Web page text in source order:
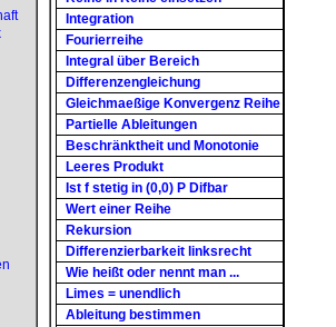
Integration
Fourierreihe
Integral über Bereich
Differenzengleichung
Gleichmaeßige Konvergenz Reihe
Partielle Ableitungen
Beschränktheit und Monotonie
Leeres Produkt
Ist f stetig in (0,0) P Difbar
Wert einer Reihe
Rekursion
Differenzierbarkeit linksrecht
Wie heißt oder nennt man ...
Limes = unendlich
Ableitung bestimmen